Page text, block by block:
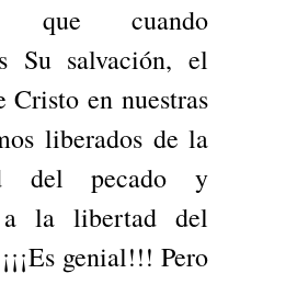
que cuando
Su salvación, el
Cristo en nuestras
liberados de la
del pecado y
a la libertad del
genial!!! Pero